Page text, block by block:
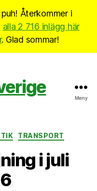
Återkommer i
alla 2 716 inlägg här
. Glad sommar!
Meny
TRANSPORT
i juli